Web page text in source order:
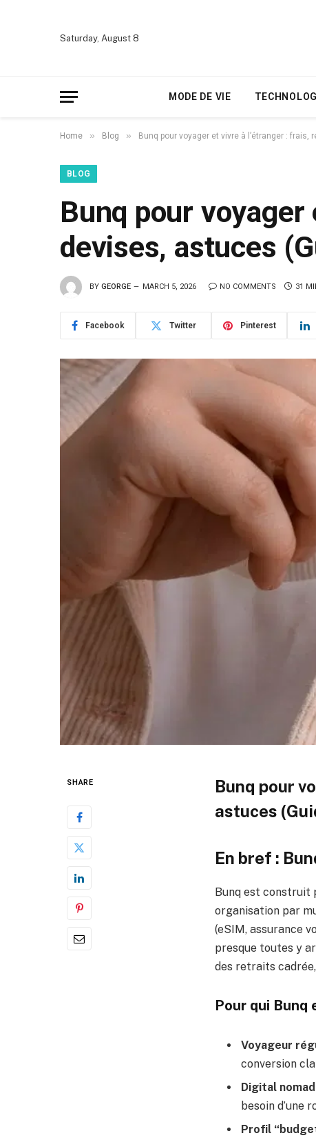
Saturday, August 8
MODE DE VIE
Home » Blog » Bunq pour voyager et vivre à l’étranger :
BLOG
Bunq pour
devises, astuces
BY GEORGE MARCH 5, 2026 NO COMMENTS 31
Facebook Twitter Pinterest
SHARE
Bunq pour
astuces
En bref :
Bunq est construit
organisation par
(eSIM, assurance
presque toutes y
des retraits
Pour qui Bunq
Voyageur
conversion
Digital
besoin d’une
Profil